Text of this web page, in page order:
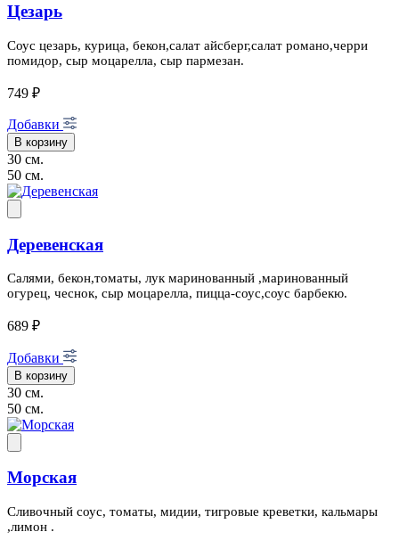
Цезарь
Соус цезарь, курица, бекон,салат айсберг,салат романо,черри
помидор, сыр моцарелла, сыр пармезан.
749 ₽
Добавки
В корзину
30 см.
50 см.
Деревенская
Салями, бекон,томаты, лук маринованный ,маринованный
огурец, чеснок, сыр моцарелла, пицца-соус,соус барбекю.
689 ₽
Добавки
В корзину
30 см.
50 см.
Морская
Сливочный соус, томаты, мидии, тигровые креветки, кальмары
,лимон .